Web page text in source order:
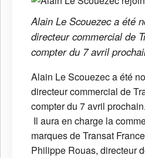
Alain Le Scouezec a été
directeur commercial de
compter du 7 avril
Alain Le Scouezec a été
directeur commercial de
compter du 7 avril prochain.
Il aura en charge la
marques de Transat
Philippe Rouas, directeur